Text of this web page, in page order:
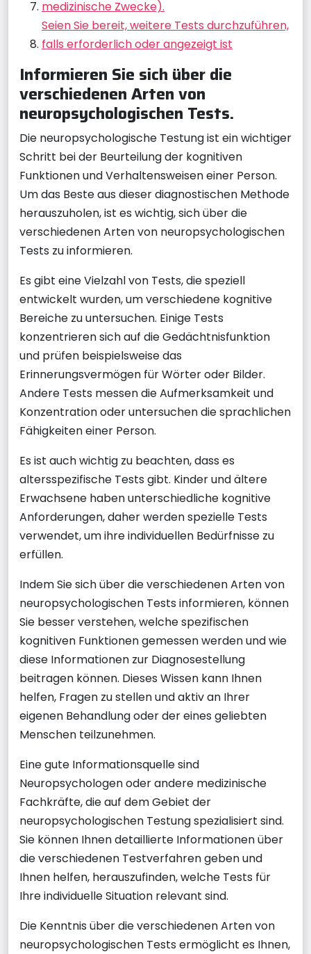
medizinische Zwecke).
Seien Sie bereit, weitere Tests durchzuführen,
falls erforderlich oder angezeigt ist
Informieren Sie sich über die
verschiedenen Arten von
neuropsychologischen Tests.
Die neuropsychologische Testung ist ein wichtiger
Schritt bei der Beurteilung der kognitiven
Funktionen und Verhaltensweisen einer Person.
Um das Beste aus dieser diagnostischen Methode
herauszuholen, ist es wichtig, sich über die
verschiedenen Arten von neuropsychologischen
Tests zu informieren.
Es gibt eine Vielzahl von Tests, die speziell
entwickelt wurden, um verschiedene kognitive
Bereiche zu untersuchen. Einige Tests
konzentrieren sich auf die Gedächtnisfunktion
und prüfen beispielsweise das
Erinnerungsvermögen für Wörter oder Bilder.
Andere Tests messen die Aufmerksamkeit und
Konzentration oder untersuchen die sprachlichen
Fähigkeiten einer Person.
Es ist auch wichtig zu beachten, dass es
altersspezifische Tests gibt. Kinder und ältere
Erwachsene haben unterschiedliche kognitive
Anforderungen, daher werden spezielle Tests
verwendet, um ihre individuellen Bedürfnisse zu
erfüllen.
Indem Sie sich über die verschiedenen Arten von
neuropsychologischen Tests informieren, können
Sie besser verstehen, welche spezifischen
kognitiven Funktionen gemessen werden und wie
diese Informationen zur Diagnosestellung
beitragen können. Dieses Wissen kann Ihnen
helfen, Fragen zu stellen und aktiv an Ihrer
eigenen Behandlung oder der eines geliebten
Menschen teilzunehmen.
Eine gute Informationsquelle sind
Neuropsychologen oder andere medizinische
Fachkräfte, die auf dem Gebiet der
neuropsychologischen Testung spezialisiert sind.
Sie können Ihnen detaillierte Informationen über
die verschiedenen Testverfahren geben und
Ihnen helfen, herauszufinden, welche Tests für
Ihre individuelle Situation relevant sind.
Die Kenntnis über die verschiedenen Arten von
neuropsychologischen Tests ermöglicht es Ihnen,